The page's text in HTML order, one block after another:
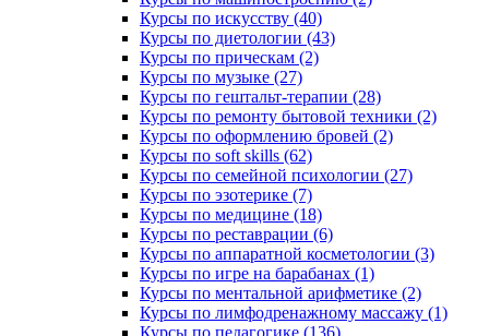
Курсы по искусству (40)
Курсы по диетологии (43)
Курсы по прическам (2)
Курсы по музыке (27)
Курсы по гештальт-терапии (28)
Курсы по ремонту бытовой техники (2)
Курсы по оформлению бровей (2)
Курсы по soft skills (62)
Курсы по семейной психологии (27)
Курсы по эзотерике (7)
Курсы по медицине (18)
Курсы по реставрации (6)
Курсы по аппаратной косметологии (3)
Курсы по игре на барабанах (1)
Курсы по ментальной арифметике (2)
Курсы по лимфодренажному массажу (1)